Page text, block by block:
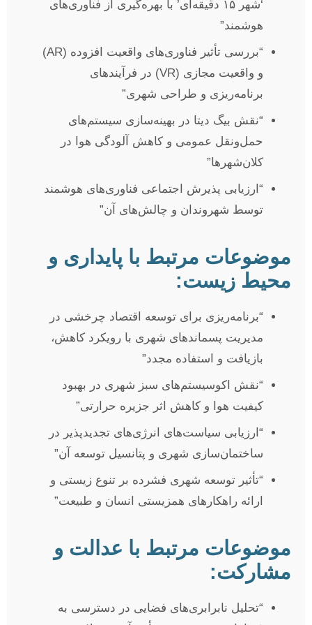
‘شهر ۱۵ دقیقه‌ای’ با بهره‌گیری از فناوری‌های
هوشمند”
“بررسی تأثیر فناوری‌های واقعیت افزوده (AR)
و واقعیت مجازی (VR) در فرآیندهای
برنامه‌ریزی و طراحی شهری”
“نقش بیگ دیتا در بهینه‌سازی سیستم‌های
حمل‌ونقل عمومی و کاهش آلودگی هوا در
کلان‌شهرها”
“ارزیابی پذیرش اجتماعی فناوری‌های هوشمند
توسط شهروندان و چالش‌های آن”
موضوعات مرتبط با پایداری و
محیط زیست:
“برنامه‌ریزی برای توسعه اقتصاد چرخشی در
مدیریت پسماندهای شهری با رویکرد کاهش،
بازیافت و استفاده مجدد”
“نقش اکوسیستم‌های سبز شهری در بهبود
کیفیت هوا و کاهش اثر جزیره حرارتی”
“ارزیابی سیاست‌های انرژی‌های تجدیدپذیر در
ساختمان‌سازی شهری و پتانسیل توسعه آن”
“تأثیر توسعه شهری فشرده بر تنوع زیستی و
ارائه راهکارهای همزیستی انسان و طبیعت”
موضوعات مرتبط با عدالت و
مشارکت:
“تحلیل نابرابری‌های فضایی در دسترسی به